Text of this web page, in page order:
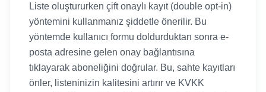
Liste oluştururken çift onaylı kayıt (double opt-in)
yöntemini kullanmanız şiddetle önerilir. Bu
yöntemde kullanıcı formu doldurduktan sonra e-
posta adresine gelen onay bağlantısına
tıklayarak aboneliğini doğrular. Bu, sahte kayıtları
önler, listeninizin kalitesini artırır ve KVKK